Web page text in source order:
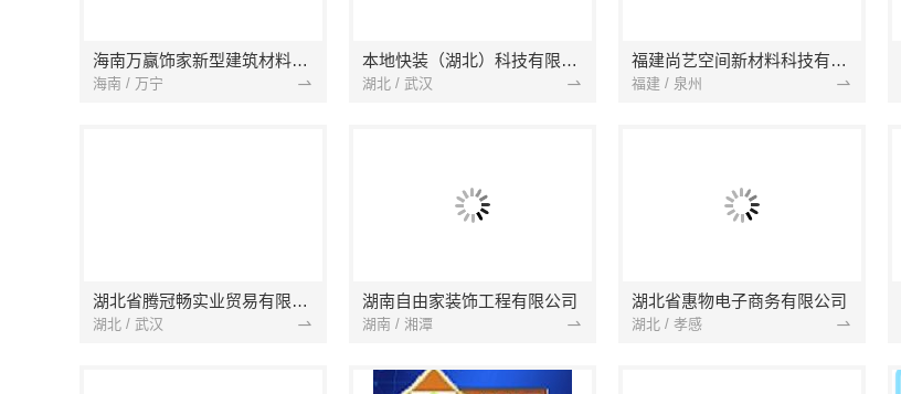
海南万赢饰家新型建筑材料有限公司
海南 / 万宁
本地快装（湖北）科技有限公司
湖北 / 武汉
福建尚艺空间新材料科技有限公司
福建 / 泉州
湖北省腾冠畅实业贸易有限公司
湖北 / 武汉
湖南自由家装饰工程有限公司
湖南 / 湘潭
湖北省惠物电子商务有限公司
湖北 / 孝感